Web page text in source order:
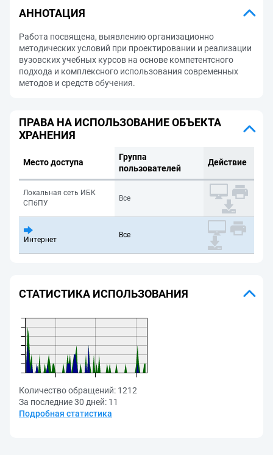
АННОТАЦИЯ
Работа посвящена, выявлению организационно
методических условий при проектировании и реализации
вузовских учебных курсов на основе компетентсного
подхода и комплексного использования современных
методов и средств обучения.
ПРАВА НА ИСПОЛЬЗОВАНИЕ ОБЪЕКТА
ХРАНЕНИЯ
Место доступа
Группа
пользователей
Действие
Локальная сеть ИБК
СПбПУ
Все
Интернет
Все
СТАТИСТИКА ИСПОЛЬЗОВАНИЯ
Количество обращений: 1212
За последние 30 дней: 11
Подробная статистика